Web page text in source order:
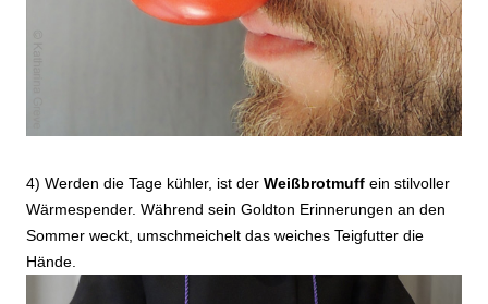
4) Werden die Tage kühler, ist der Weißbrotmuff ein stilvoller
Wärmespender. Während sein Goldton Erinnerungen an den
Sommer weckt, umschmeichelt das weiches Teigfutter die
Hände.